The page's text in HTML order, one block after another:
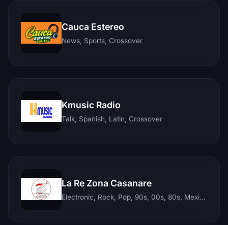
Cauca Estereo
News, Sports, Crossover
Kmusic Radio
Talk, Spanish, Latin, Crossover
La Re Zona Casanare
Electronic, Rock, Pop, 90s, 00s, 80s, Mexican, Ranchera, Reggaeton, Instrumental, Salsa, Merengue, Tropical, Romantic, Vallenato, Llanera